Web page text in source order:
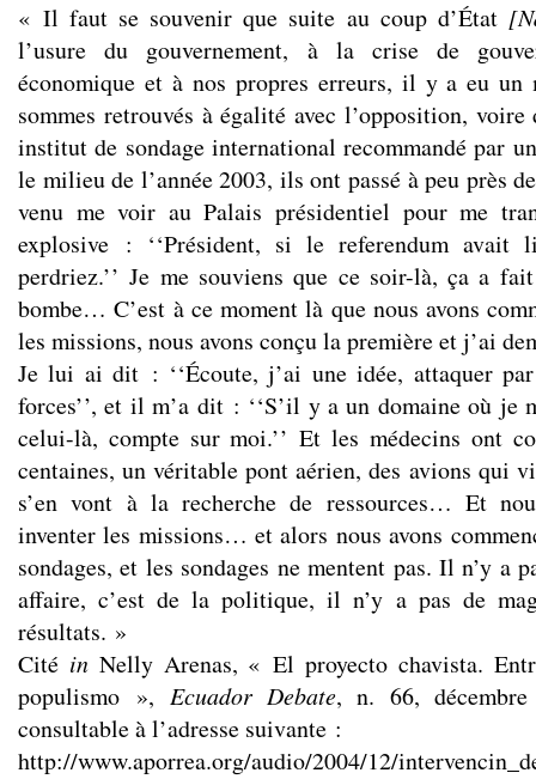
« Il faut se souvenir que suite au coup d’État
l’usure du gouvernement, à la crise de
économique et à nos propres erreurs, il y a eu un
sommes retrouvés à égalité avec l’opposition,
institut de sondage international recommandé par
le milieu de l’année 2003, ils ont passé à peu près
venu me voir au Palais présidentiel pour me
explosive : ‘‘Président, si le referendum avait
perdriez.’’ Je me souviens que ce soir-là, ça a
bombe… C’est à ce moment là que nous avons
les missions, nous avons conçu la première et j’ai
Je lui ai dit : ‘‘Écoute, j’ai une idée, attaquer
forces’’, et il m’a dit : ‘‘S’il y a un domaine où je
celui-là, compte sur moi.’’ Et les médecins ont
centaines, un véritable pont aérien, des avions qui
s’en vont à la recherche de ressources… Et
inventer les missions… et alors nous avons
sondages, et les sondages ne mentent pas. Il n’y a
affaire, c’est de la politique, il n’y a pas de
résultats. »
Cité inNelly Arenas, « El proyecto chavista.
populismo », Ecuador Debate, n. 66,
consultable à l’adresse suivante :
http://www.aporrea.org/audio/2004/12/